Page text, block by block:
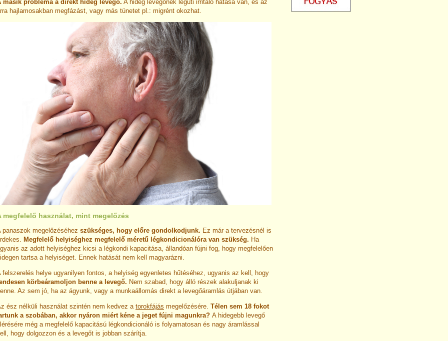
másik probléma a direkt hideg levegő. A hideg levegőnek légúti irritáló hatása van, és az
hajlamosakban megfázást, vagy más tünetet pl.: migrént okozhat.
megfelelő használat, mint megelőzés
panaszok megelőzéséhez szükséges, hogy előre gondolkodjunk. Ez már a tervezésnél is
Megfelelő helyiséghez megfelelő méretű légkondicionálóra van szükség. Ha
az adott helyiséghez kicsi a légkondi kapacitása, állandóan fújni fog, hogy megfelelően
tartsa a helyiséget. Ennek hatását nem kell magyarázni.
felszerelés helye ugyanilyen fontos, a helyiség egyenletes hűtéséhez, ugyanis az kell, hogy
körbeáramoljon benne a levegő. Nem szabad, hogy álló részek alakuljanak ki
Az sem jó, ha az ágyunk, vagy a munkaállomás direkt a levegőáramlás útjában van.
ész nélküli használat szintén nem kedvez a torokfájás megelőzésére. Télen sem 18 fokot
a szobában, akkor nyáron miért kéne a jeget fújni magunkra? A hidegebb levegő
még a megfelelő kapacitású légkondicionáló is folyamatosan és nagy áramlással
hogy dolgozzon és a levegőt is jobban szárítja.